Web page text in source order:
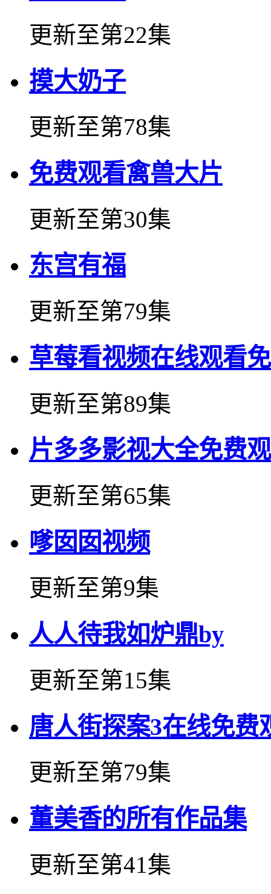
更新至第22集
摸大奶子
更新至第78集
免费观看禽兽大片
更新至第30集
东宫有福
更新至第79集
草莓看视频在线观看
更新至第89集
片多多影视大全免费
更新至第65集
嗲囡囡视频
更新至第9集
人人待我如炉鼎by
更新至第15集
唐人街探案3在线免费
更新至第79集
董美香的所有作品集
更新至第41集